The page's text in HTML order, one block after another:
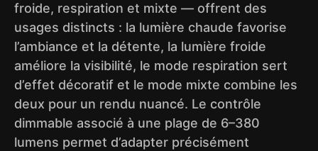
froide, respiration et mixte — offrent des
usages distincts : la lumière chaude favorise
l’ambiance et la détente, la lumière froide
améliore la visibilité, le mode respiration sert
d’effet décoratif et le mode mixte combine les
deux pour un rendu nuancé. Le contrôle
dimmable associé à une plage de 6–380
lumens permet d’adapter précisément